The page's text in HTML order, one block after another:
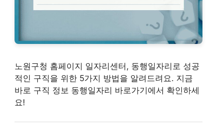
노원구청 홈페이지 일자리센터, 동행일자리로 성공
적인 구직을 위한 5가지 방법을 알려드려요. 지금
바로 구직 정보 동행일자리 바로가기에서 확인하세
요!